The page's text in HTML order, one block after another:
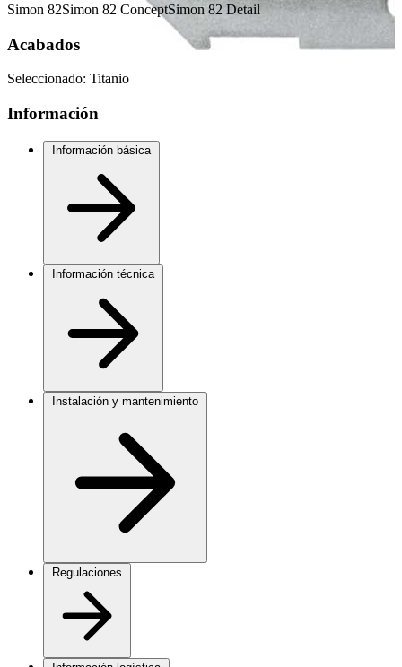
Simon 82Simon 82 ConceptSimon 82 Detail
Acabados
Seleccionado: Titanio
Información